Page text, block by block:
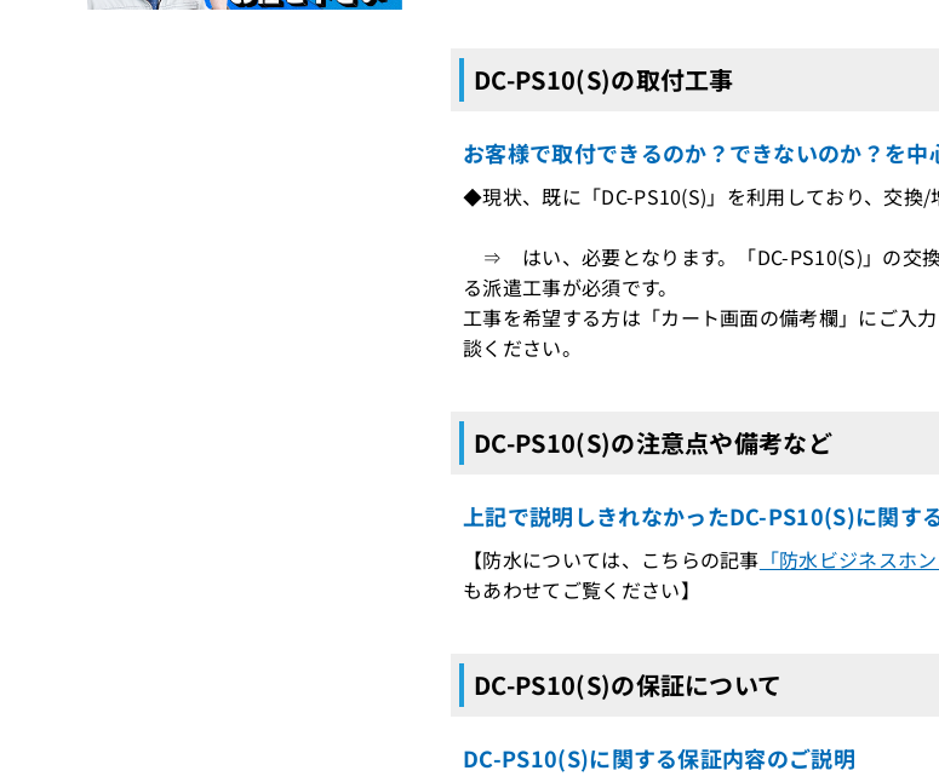
DC-PS10(S)の取付工事
お客様で取付できるのか？できないのか？を中
◆現状、既に「DC-PS10(S)」を利用しており、交換
⇒ はい、必要となります。「DC-PS10(S)」の交
る派遣工事が必須です。
工事を希望する方は「カート画面の備考欄」にご入
談ください。
DC-PS10(S)の注意点や備考など
上記で説明しきれなかったDC-PS10(S)に関す
【防水については、こちらの記事 「防水ビジネスホ
もあわせてご覧ください】
DC-PS10(S)の保証について
DC-PS10(S)に関する保証内容のご説明